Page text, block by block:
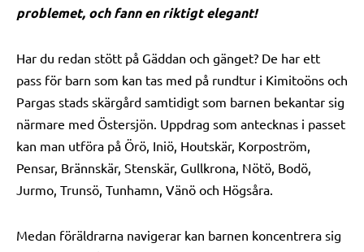
problemet, och fann en riktigt elegant!
Har du redan stött på Gäddan och gänget? De har ett
pass för barn som kan tas med på rundtur i Kimitoöns och
Pargas stads skärgård samtidigt som barnen bekantar sig
närmare med Östersjön. Uppdrag som antecknas i passet
kan man utföra på Örö, Iniö, Houtskär, Korpoström,
Pensar, Brännskär, Stenskär, Gullkrona, Nötö, Bodö,
Jurmo, Trunsö, Tunhamn, Vänö och Högsåra.
Medan föräldrarna navigerar kan barnen koncentrera sig